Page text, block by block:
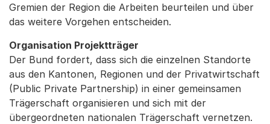
Gremien der Region die Arbeiten beurteilen und über
das weitere Vorgehen entscheiden.
Organisation Projektträger
Der Bund fordert, dass sich die einzelnen Standorte
aus den Kantonen, Regionen und der Privatwirtschaft
(Public Private Partnership) in einer gemeinsamen
Trägerschaft organisieren und sich mit der
übergeordneten nationalen Trägerschaft vernetzen.